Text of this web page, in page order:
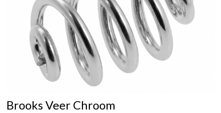
Brooks Veer Chroom